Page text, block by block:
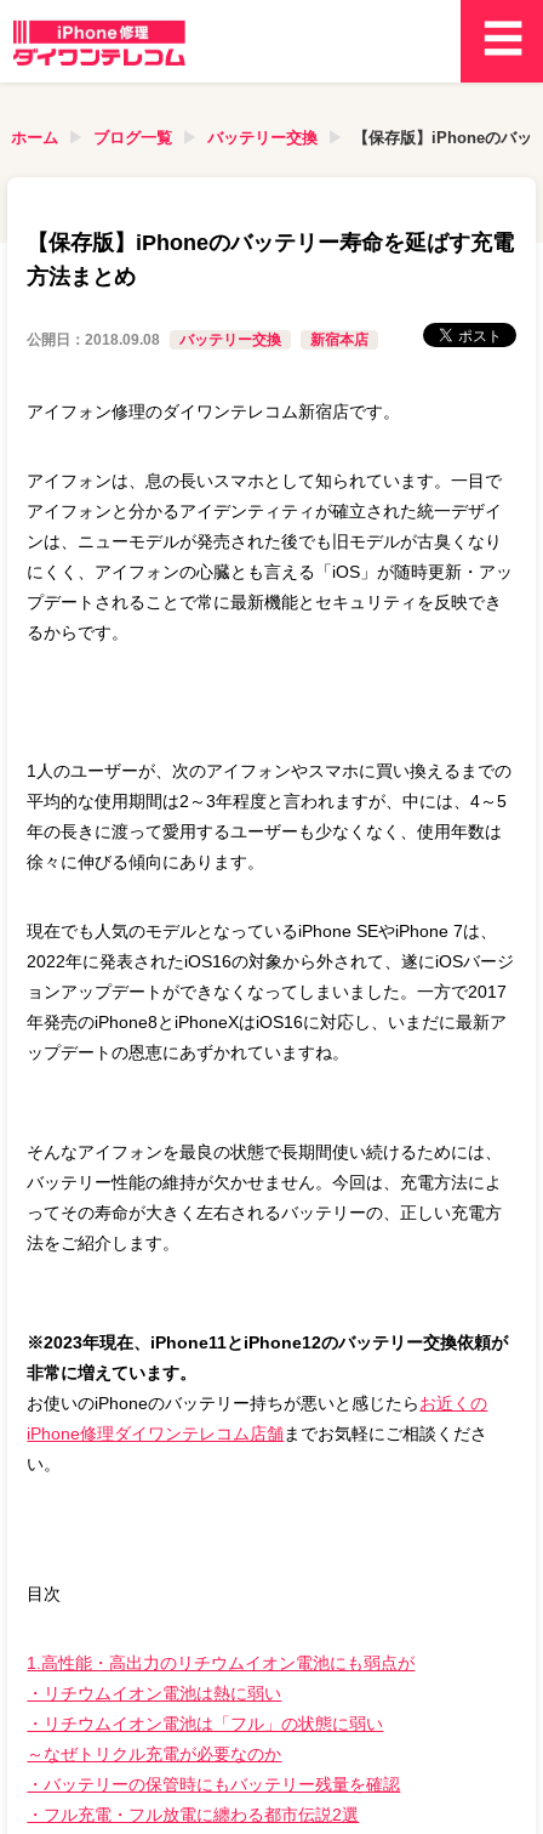
ホーム ブログ一覧 バッテリー交換 【保存版】iPhoneのバッ
【保存版】iPhoneのバッテリー寿命を延ばす充電
方法まとめ
公開日：2018.09.08 バッテリー交換 新宿本店
アイフォン修理のダイワンテレコム新宿店です。
アイフォンは、息の長いスマホとして知られています。一目で
アイフォンと分かるアイデンティティが確立された統一デザイ
ンは、ニューモデルが発売された後でも旧モデルが古臭くなり
にくく、アイフォンの心臓とも言える「iOS」が随時更新・アッ
プデートされることで常に最新機能とセキュリティを反映でき
るからです。
1人のユーザーが、次のアイフォンやスマホに買い換えるまでの
平均的な使用期間は2～3年程度と言われますが、中には、4～5
年の長きに渡って愛用するユーザーも少なくなく、使用年数は
徐々に伸びる傾向にあります。
現在でも人気のモデルとなっているiPhone SEやiPhone 7は、
2022年に発表されたiOS16の対象から外されて、遂にiOSバージ
ョンアップデートができなくなってしまいました。一方で2017
年発売のiPhone8とiPhoneXはiOS16に対応し、いまだに最新ア
ップデートの恩恵にあずかれていますね。
そんなアイフォンを最良の状態で長期間使い続けるためには、
バッテリー性能の維持が欠かせません。今回は、充電方法によ
ってその寿命が大きく左右されるバッテリーの、正しい充電方
法をご紹介します。
※2023年現在、iPhone11とiPhone12のバッテリー交換依頼が
非常に増えています。
お使いのiPhoneのバッテリー持ちが悪いと感じたらお近くの
iPhone修理ダイワンテレコム店舗までお気軽にご相談くださ
い。
目次
1.高性能・高出力のリチウムイオン電池にも弱点が
・リチウムイオン電池は熱に弱い
・リチウムイオン電池は「フル」の状態に弱い
～なぜトリクル充電が必要なのか
・バッテリーの保管時にもバッテリー残量を確認
・フル充電・フル放電に纏わる都市伝説2選